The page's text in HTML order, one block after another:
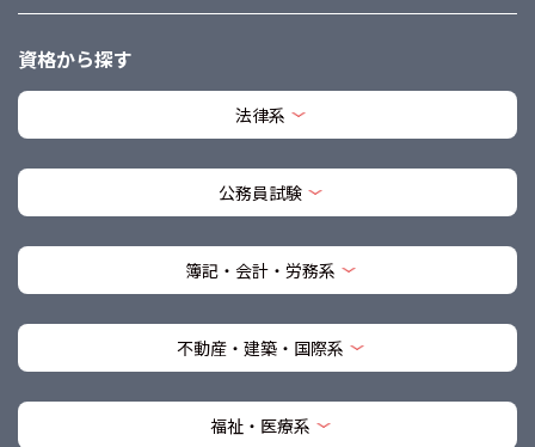
資格から探す
法律系
公務員試験
簿記・会計・労務系
不動産・建築・国際系
福祉・医療系